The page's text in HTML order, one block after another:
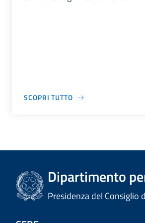
SCOPRI TUTTO
Dipartimento
Presidenza del Consiglio